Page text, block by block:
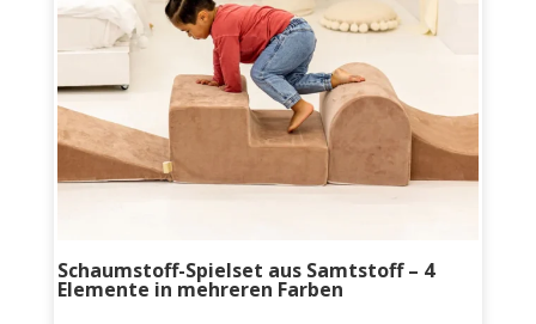
Schaumstoff-Spielset aus Samtstoff – 4
Elemente in mehreren Farben